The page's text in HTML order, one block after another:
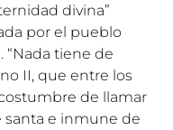
divina”
por el pueblo
“Nada tiene de
II, que entre los
de llamar
santa e inmune de